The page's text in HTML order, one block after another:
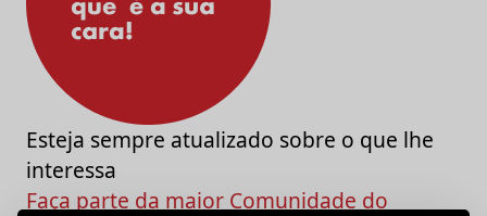
Esteja sempre atualizado sobre o que lhe
interessa
Faça parte da maior Comunidade do